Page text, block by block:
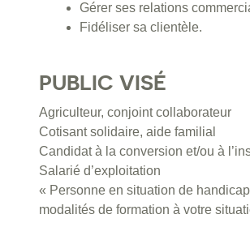
Gérer ses relations
Fidéliser sa clientèle.
PUBLIC VISÉ
Agriculteur, conjoint collaborateur
Cotisant solidaire, aide familial
Candidat à la conversion et/ou à
Salarié d’exploitation
« Personne en situation de
modalités de formation à votre